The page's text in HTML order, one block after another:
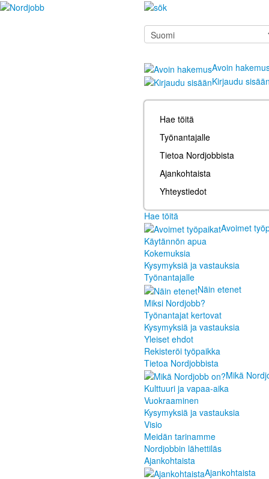
Avoin
Kirjaudu
Hae töitä
Työnantajalle
Tietoa Nordjobbista
Ajankohtaista
Yhteystiedot
Hae töitä
Avoimet
Käytännön apua
Kokemuksia
Kysymyksiä ja vastauksia
Työnantajalle
Näin etenet
Miksi Nordjobb?
Työnantajat kertovat
Kysymyksiä ja vastauksia
Yleiset ehdot
Rekisteröi työpaikka
Tietoa Nordjobbista
Mikä
Kulttuuri ja vapaa-aika
Vuokraaminen
Kysymyksiä ja vastauksia
Visio
Meidän tarinamme
Nordjobbin lähettiläs
Ajankohtaista
Ajankohtaista